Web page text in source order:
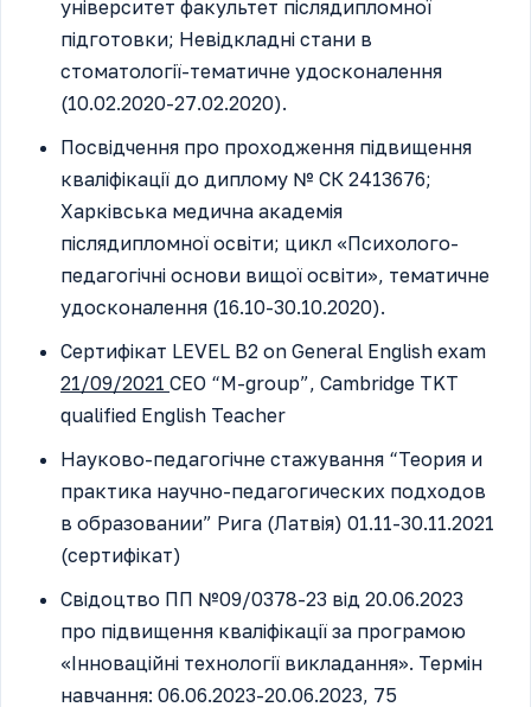
університет факультет післядипломної
підготовки; Невідкладні стани в
стоматології-тематичне удосконалення
(10.02.2020-27.02.2020).
Посвідчення про проходження підвищення
кваліфікації до диплому № СК 2413676;
Харківська медична академія
післядипломної освіти; цикл «Психолого-
педагогічні основи вищої освіти», тематичне
удосконалення (16.10-30.10.2020).
Сертифікат LEVEL B2 on General English exam
21/09/2021 CEO “M-group”, Cambridge TKT
qualified English Teacher
Науково-педагогічне стажування “Теория и
практика научно-педагогических подходов
в образовании” Рига (Латвія) 01.11-30.11.2021
(сертифікат)
Свідоцтво ПП №09/0378-23 від 20.06.2023
про підвищення кваліфікації за програмою
«Інноваційні технології викладання». Термін
навчання: 06.06.2023-20.06.2023, 75